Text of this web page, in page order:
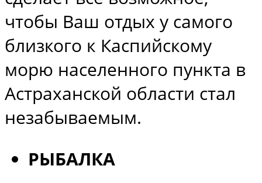
чтобы Ваш отдых у самого
близкого к Каспийскому
морю населенного пункта в
Астраханской области стал
незабываемым.
РЫБАЛКА